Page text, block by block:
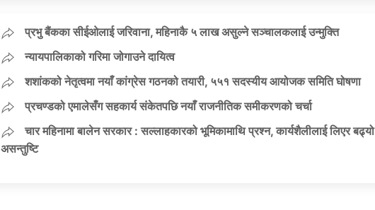
प्रभु बैंकका सीईओलाई जरिवाना, महिनाकै ५ लाख असुल्ने सञ्चालकलाई उन्मुक्ति
न्यायपालिकाको गरिमा जोगाउने दायित्व
शशांकको नेतृत्वमा नयाँ कांग्रेस गठनको तयारी, ५५१ सदस्यीय आयोजक समिति घोषणा
प्रचण्डको एमालेसँग सहकार्य संकेतपछि नयाँ राजनीतिक समीकरणको चर्चा
चार महिनामा बालेन सरकार : सल्लाहकारको भूमिकामाथि प्रश्न, कार्यशैलीलाई लिएर बढ्यो
असन्तुष्टि